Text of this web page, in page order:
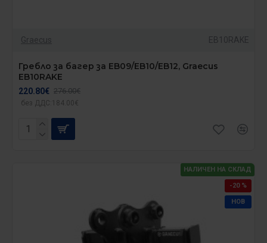
Graecus EB10RAKE
Гребло за багер за EB09/EB10/EB12, Graecus
EB10RAKE
220.80€ 276.00€
без ДДС:184.00€
НОВ
НАЛИЧЕН НА СКЛАД
-20 %